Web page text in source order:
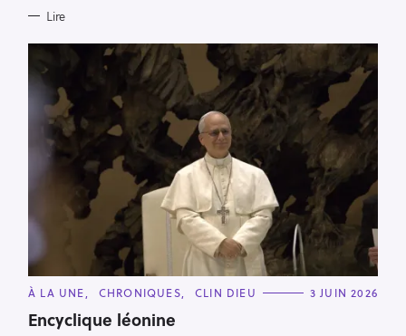
Lire
C
T
E
À LA UNE CHRONIQUES CLIN DIEU 3 JUIN 2026
Encyclique léonine